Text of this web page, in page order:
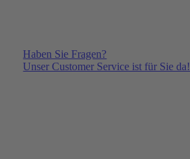
Haben Sie Fragen?
Unser Customer Service ist für Sie da!